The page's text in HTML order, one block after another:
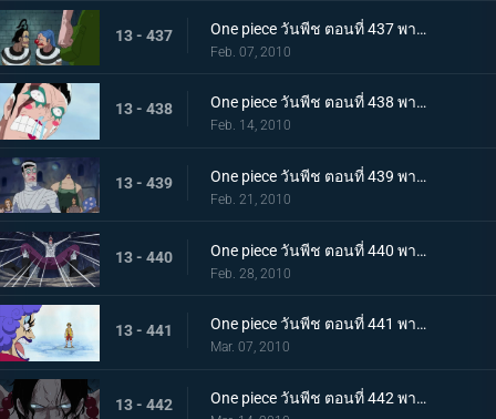
13 - 437 One piece วันพีช ตอนที่ 437 พากย์ไทย เพราะเราคือเพื่อนกัน บอนเครบุกเข้าช่วยอย่างไม่คิดชีวิต
Feb. 07, 2010
13 - 438 One piece วันพีช ตอนที่ 438 พากย์ไทย สรวงสวรรค์ในนรก อิมเพลดาวน์ชั้นที่ 5.5
Feb. 14, 2010
13 - 439 One piece วันพีช ตอนที่ 439 พากย์ไทย เริ่มการรักษาลูฟี่! ด้วยพลังปาฎิหาริย์ของคุณอีวา!
Feb. 21, 2010
13 - 440 One piece วันพีช ตอนที่ 440 พากย์ไทย จงเชื่อในปาฎิหาริย์! เสียงเชียร์จากจิตวิญญาณของบอนเคร
Feb. 28, 2010
13 - 441 One piece วันพีช ตอนที่ 441 พากย์ไทย ลูฟี่ฟื้นคืนชีพ! คุณอีวาเริ่มแผนการแหกคุก!!
Mar. 07, 2010
13 - 442 One piece วันพีช ตอนที่ 442 พากย์ไทย เริ่มการส่งตัวเอส! การต่อสู้ในเลเวล 6 ที่อยู่ลึกสุด!!